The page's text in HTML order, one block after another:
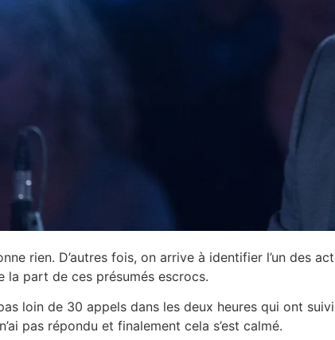
rien. D’autres fois, on arrive à identifier l’un des
la part de ces présumés escrocs.
loin de 30 appels dans les deux heures qui ont
pas répondu et finalement cela s’est calmé.